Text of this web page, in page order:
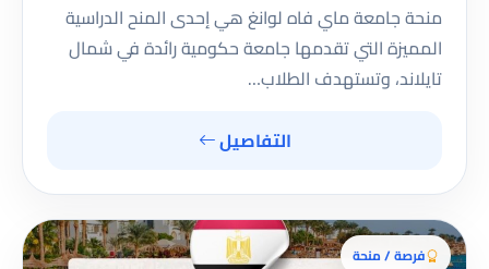
منحة جامعة ماي فاه لوانغ هي إحدى المنح الدراسية
المميزة التي تقدمها جامعة حكومية رائدة في شمال
تايلاند، وتستهدف الطلاب…
التفاصيل
فرصة / منحة